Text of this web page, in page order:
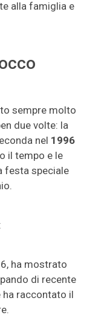
alla famiglia e
sempre molto
due volte: la
nel 1996
il tempo e le
festa speciale
ha mostrato
di recente
ha raccontato il